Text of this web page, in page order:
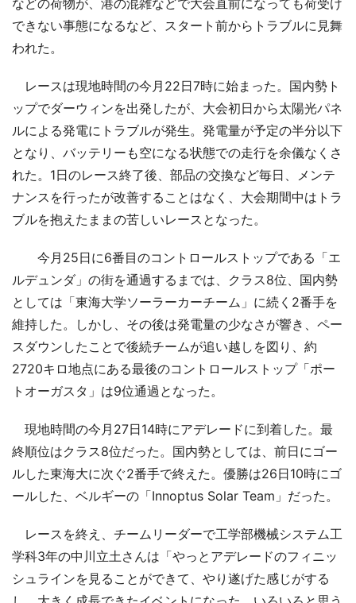
できない事態になるなど、スタート前からトラブルに見舞
われた。
レースは現地時間の今月22日7時に始まった。国内勢ト
ップでダーウィンを出発したが、大会初日から太陽光パネ
ルによる発電にトラブルが発生。発電量が予定の半分以下
となり、バッテリーも空になる状態での走行を余儀なくさ
れた。1日のレース終了後、部品の交換など毎日、メンテ
ナンスを行ったが改善することはなく、大会期間中はトラ
ブルを抱えたままの苦しいレースとなった。
今月25日に6番目のコントロールストップである「エ
ルデュンダ」の街を通過するまでは、クラス8位、国内勢
としては「東海大学ソーラーカーチーム」に続く2番手を
維持した。しかし、その後は発電量の少なさが響き、ペー
スダウンしたことで後続チームが追い越しを図り、約
2720キロ地点にある最後のコントロールストップ「ポー
トオーガスタ」は9位通過となった。
現地時間の今月27日14時にアデレードに到着した。最
終順位はクラス8位だった。国内勢としては、前日にゴー
ルした東海大に次ぐ2番手で終えた。優勝は26日10時にゴ
ールした、ベルギーの「Innoptus Solar Team」だった。
レースを終え、チームリーダーで工学部機械システム工
学科3年の中川立土さんは「やっとアデレードのフィニッ
シュラインを見ることができて、やり遂げた感じがする